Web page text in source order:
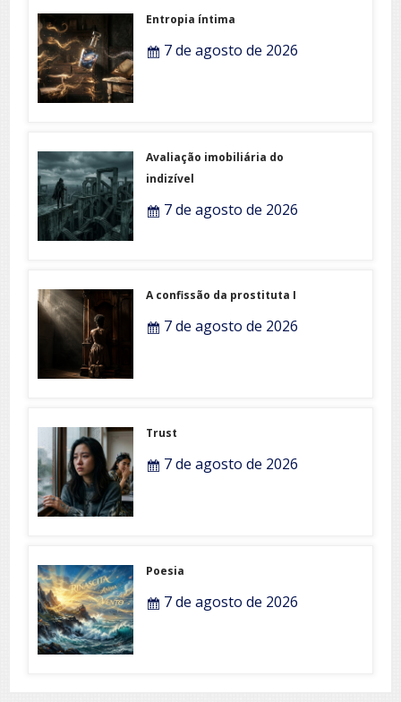
Entropia íntima
7 de agosto de 2026
Avaliação imobiliária do
indizível
7 de agosto de 2026
A confissão da prostituta I
7 de agosto de 2026
Trust
7 de agosto de 2026
Poesia
7 de agosto de 2026